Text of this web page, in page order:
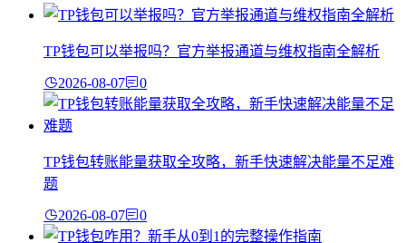
TP钱包可以举报吗？官方举报通道与维权指南全解析
2026-08-07 0
TP钱包转账能量获取全攻略，新手快速解决能量不足难
题
2026-08-07 0